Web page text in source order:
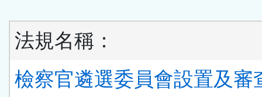
法規名稱：
檢察官遴選委員會設置及審